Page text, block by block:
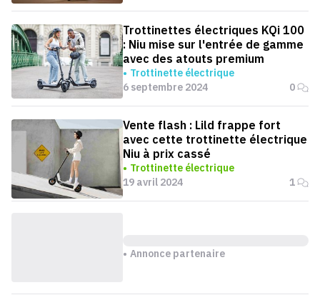
Trottinettes électriques KQi 100
: Niu mise sur l'entrée de gamme
avec des atouts premium
Trottinette électrique
6 septembre 2024
0
Vente flash : Lild frappe fort
avec cette trottinette électrique
Niu à prix cassé
Trottinette électrique
19 avril 2024
1
Annonce partenaire